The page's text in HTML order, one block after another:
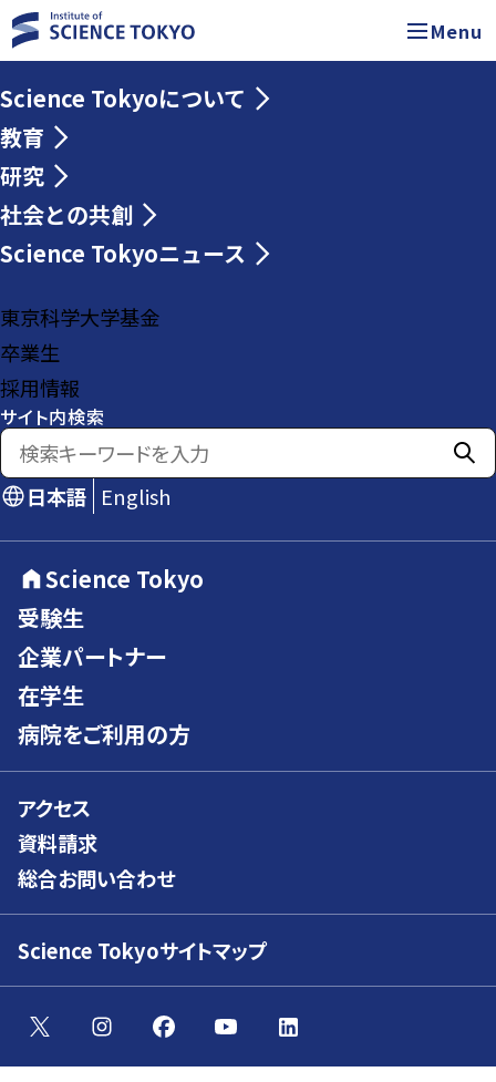
Menu
Science Tokyoについて
教育
研究
社会との共創
Science Tokyoニュース
東京科学大学基金
卒業生
採用情報
サイト内検索
日本語 English
Science Tokyo
受験生
企業パートナー
在学生
病院をご利用の方
アクセス
資料請求
総合お問い合わせ
Science Tokyoサイトマップ